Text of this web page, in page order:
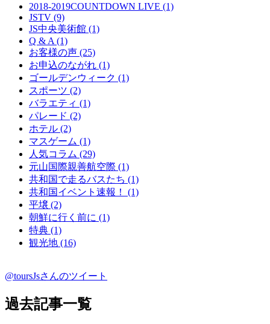
2018-2019COUNTDOWN LIVE (1)
JSTV (9)
JS中央美術館 (1)
Q & A (1)
お客様の声 (25)
お申込のながれ (1)
ゴールデンウィーク (1)
スポーツ (2)
バラエティ (1)
パレード (2)
ホテル (2)
マスゲーム (1)
人気コラム (29)
元山国際親善航空際 (1)
共和国で走るバスたち (1)
共和国イベント速報！ (1)
平壌 (2)
朝鮮に行く前に (1)
特典 (1)
観光地 (16)
@toursJsさんのツイート
過去記事一覧